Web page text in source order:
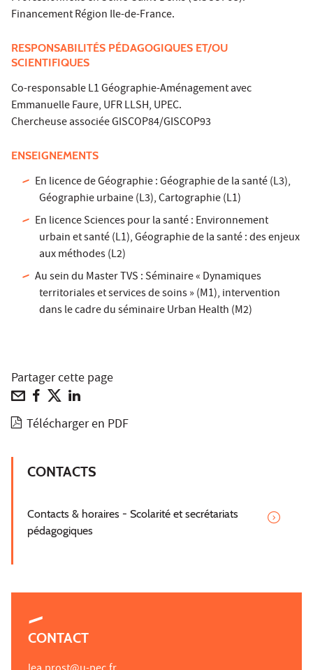
Financement Région Ile-de-France.
RESPONSABILITÉS PÉDAGOGIQUES ET/OU
SCIENTIFIQUES
Co-responsable L1 Géographie-Aménagement avec
Emmanuelle Faure, UFR LLSH, UPEC.
Chercheuse associée GISCOP84/GISCOP93
ENSEIGNEMENTS
En licence de Géographie : Géographie de la santé (L3),
Géographie urbaine (L3), Cartographie (L1)
En licence Sciences pour la santé : Environnement
urbain et santé (L1), Géographie de la santé : des enjeux
aux méthodes (L2)
Au sein du Master TVS : Séminaire « Dynamiques
territoriales et services de soins » (M1), intervention
dans le cadre du séminaire Urban Health (M2)
Partager cette page
Télécharger en PDF
CONTACTS
Contacts & horaires - Scolarité et secrétariats
pédagogiques
CONTACT